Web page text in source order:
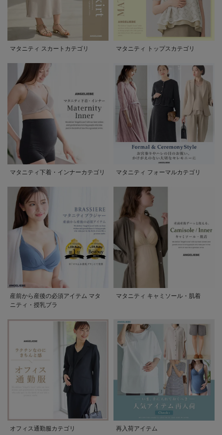
マタニティ スカートカテゴリ マタニティ トップスカテゴリ
マタニティ下着・インナーカテゴリ マタニティ フォーマルカテゴリ
産前から産後の必須アイテム マタ
ニティ・授乳ブラ
マタニティ キャミソール・肌着
オフィス通勤服カテゴリ 再入荷アイテム